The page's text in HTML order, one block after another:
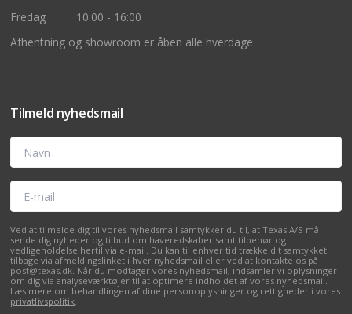
Fredag
10:00 - 16:00
Afhentning og showroom er åben alle hverdage
Tilmeld nyhedsmail
Navn
E-mail
Ved at tilmelde dig til vores nyhedsmail samtykker du til, at Texas A/S må
sende dig nyheder og tilbud om haveredskaber samt tilbehør og
vedligeholdelse hertil via e-mail. Du kan til enhver tid trække dit samtykket
tilbage via afmeldingslinket i hver nyhedsmail eller ved at kontakte os på
post@texas.dk. Når du modtager vores nyhedsmail, indsamler vi oplysninger
om dig via analyseværktøjer til at optimere indholdet af vores nyhedsmail.
Læs mere om behandlingen af dine personoplysninger og rettigheder i vores
privatlivspolitik.